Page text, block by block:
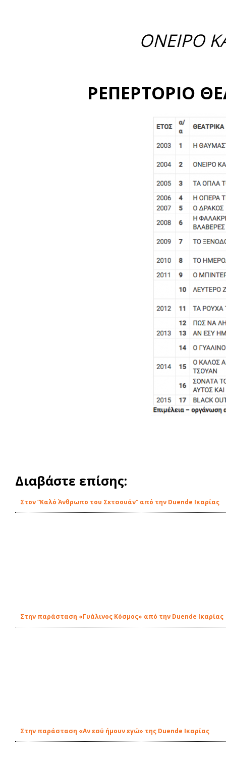
ΟΝΕΙΡΟ
ΡΕΠΕΡΤΟΡΙΟ
Διαβάστε επίσης:
Στον “Καλό Άνθρωπο του Σετσουάν” από την Duende Ικαρίας
Στην παράσταση «Γυάλινος Κόσμος» από την Duende Ικαρίας
Στην παράσταση «Αν εσύ ήμουν εγώ» της Duende Ικαρίας